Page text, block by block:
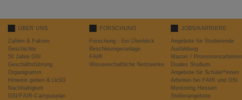
ÜBER UNS
Zahlen & Fakten
Geschichte
50 Jahre GSI
Geschäftsführung
Organigramm
Hinweis geben & LkSG
Nachhaltigkeit
GSI/FAIR-Campusplan
FORSCHUNG
Forschung - Ein Überblick
Beschleunigeranlage
FAIR
Wissenschaftliche Netzwerke
JOBS/KARRIERE
Angebote für Studierende
Ausbildung
Master / Promotionsarbeiten
Duales Studium
Angebote für Schüler*innen
Arbeiten bei FAIR und GSI
Mentoring Hessen
Stellenangebote